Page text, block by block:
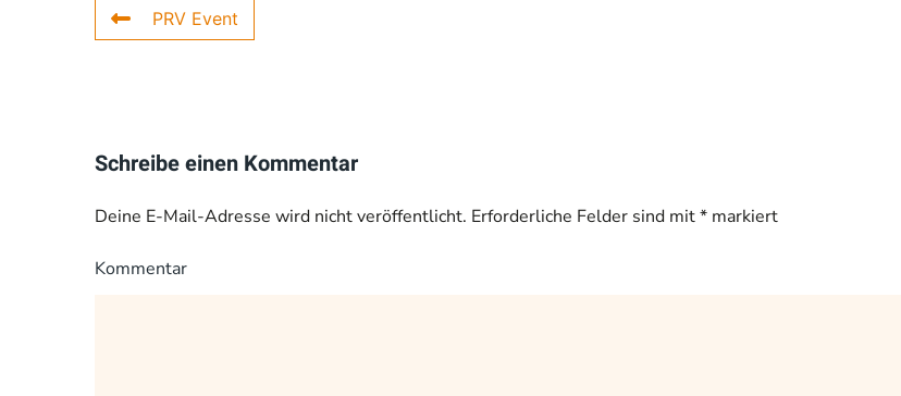
PRV Event
Schreibe einen Kommentar
Deine E-Mail-Adresse wird nicht veröffentlicht. Erforderliche Felder sind mit* markiert
Kommentar